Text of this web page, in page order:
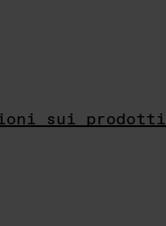
sui prodotti